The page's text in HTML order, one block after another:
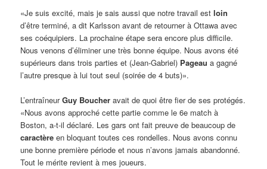
«Je suis excité, mais je sais aussi que notre travail estloin
d’être terminé, a dit Karlsson avant de retourner à Ottawa avec
ses coéquipiers. La prochaine étape sera encore plus difficile.
Nous venons d’éliminer une très bonne équipe. Nous avons été
supérieurs dans trois parties et (Jean-Gabriel) Pageau a gagné
l’autre presque à lui tout seul (soirée de 4 buts)».
L’entraîneurGuy Boucher avait de quoi être fier de ses protégés.
«Nous avons approché cette partie comme le 6e match à
Boston, a-t-il déclaré. Les gars ont fait preuve de beaucoup de
caractère en bloquant toutes ces rondelles. Nous avons connu
une bonne première période et nous n’avons jamais abandonné.
Tout le mérite revient à mes joueurs.